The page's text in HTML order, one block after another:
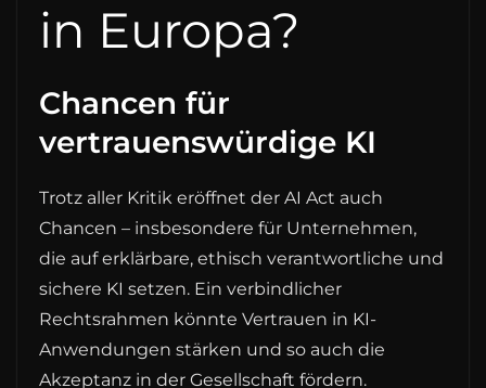
in Europa?
Chancen für
vertrauenswürdige KI
Trotz aller Kritik eröffnet der AI Act auch
Chancen – insbesondere für Unternehmen,
die auf erklärbare, ethisch verantwortliche und
sichere KI setzen. Ein verbindlicher
Rechtsrahmen könnte Vertrauen in KI-
Anwendungen stärken und so auch die
Akzeptanz in der Gesellschaft fördern.